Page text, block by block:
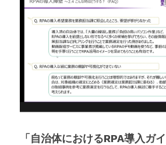
「自治体におけるRPA導入ガ